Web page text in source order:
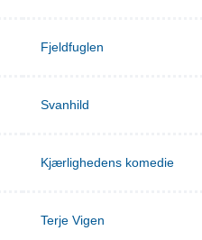
Fjeldfuglen
Svanhild
Kjærlighedens komedie
Terje Vigen